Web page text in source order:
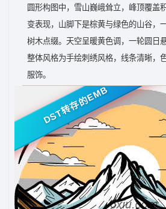
圆形构图中，雪山巍峨耸立，峰顶覆盖
变表现，山脚下是棕黄与绿色的山谷，
树木点缀。天空呈暖黄色调，一轮圆日
整体风格为手绘刺绣风格，线条清晰，
服饰。
DST转存的EMB